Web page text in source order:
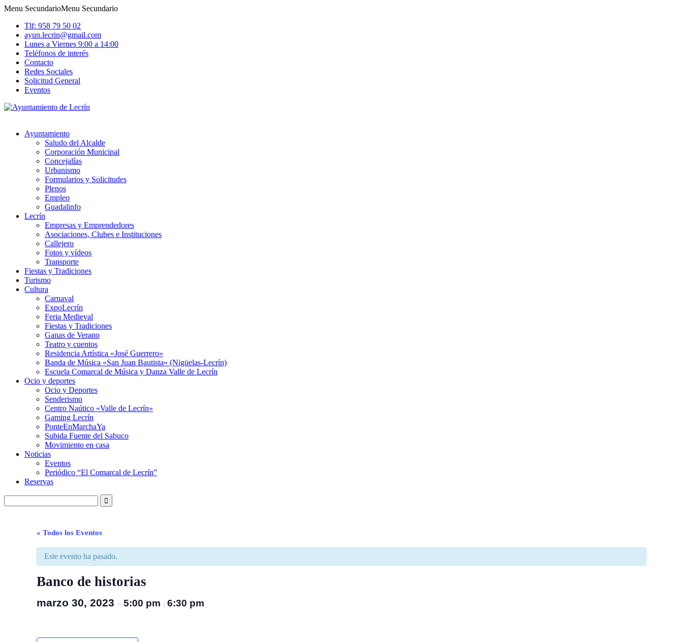
Menu SecundarioMenu Secundario
Tlf: 958 79 50 02
ayun.lecrin@gmail.com
Lunes a Viernes 9:00 a 14:00
Teléfonos de interés
Contacto
Redes Sociales
Solicitud General
Eventos
Ayuntamiento
Saludo del Alcalde
Corporación Municipal
Concejalías
Urbanismo
Formularios y Solicitudes
Plenos
Empleo
Guadalinfo
Lecrín
Empresas y Emprendedores
Asociaciones, Clubes e Instituciones
Callejero
Fotos y vídeos
Transporte
Fiestas y Tradiciones
Turismo
Cultura
Carnaval
ExpoLecrín
Feria Medieval
Fiestas y Tradiciones
Ganas de Verano
Teatro y cuentos
Residencia Artística «José Guerrero»
Banda de Música «San Juan Bautista» (Nigüelas-Lecrín)
Escuela Comarcal de Música y Danza Valle de Lecrín
Ocio y deportes
Ocio y Deportes
Senderismo
Centro Naútico «Valle de Lecrín»
Gaming Lecrín
PonteEnMarchaYa
Subida Fuente del Sabuco
Movimiento en casa
Noticias
Eventos
Periódico “El Comarcal de Lecrín”
Reservas
« Todos los Eventos
Este evento ha pasado.
Banco de historias
marzo 30, 2023 – 5:00 pm ; 6:30 pm